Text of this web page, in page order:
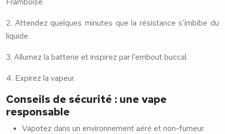
2. Attendez quelques minutes que la résistance s’imbibe du
liquide.
3. Allumez la batterie et inspirez par l’embout buccal.
4. Expirez la vapeur.
Conseils de sécurité : une vape
responsable
Vapotez dans un environnement aéré et non-fumeur.